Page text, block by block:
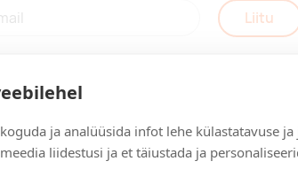
ja analüüsida infot lehe külastatavuse
liidestusi ja et täiustada ja
Liitu
Ettevõttest
Kontakt